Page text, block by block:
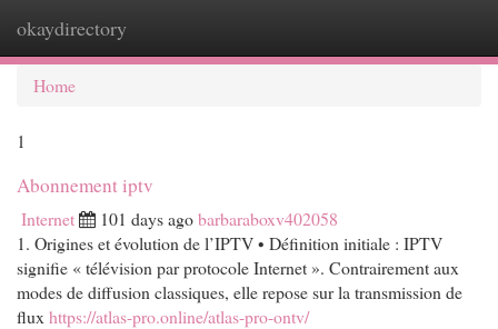
okaydirectory
Home
1
Abonnement iptv
Internet 101 days agobarbaraboxv402058
1. Origines et évolution de l’IPTV • Définition initiale : IPTV
signifie « télévision par protocole Internet ». Contrairement aux
modes de diffusion classiques, elle repose sur la transmission de
flux https://atlas-pro.online/atlas-pro-ontv/